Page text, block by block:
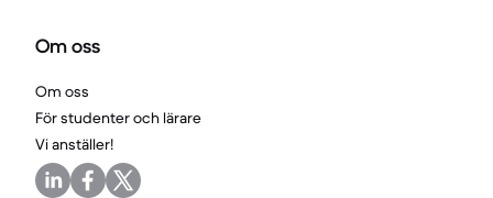
Om oss
Om oss
För studenter och lärare
Vi anställer!